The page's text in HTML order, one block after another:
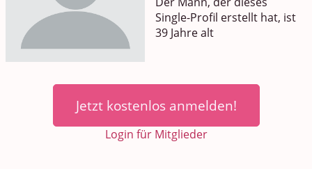
Single-Profil erstellt hat, ist
39 Jahre alt
Jetzt kostenlos anmelden!
Login für Mitglieder